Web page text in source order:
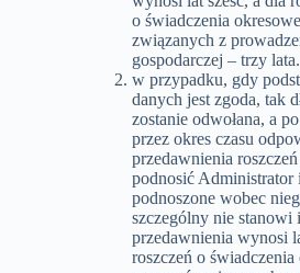
o świadczenia
związanych z
gospodarczej – trzy lata.
w przypadku, gdy
danych jest zgoda, tak
zostanie odwołana, a
przez okres czasu
przedawnienia
podnosić Administrator
podnoszone wobec
szczególny nie stanowi
przedawnienia wynosi
roszczeń o